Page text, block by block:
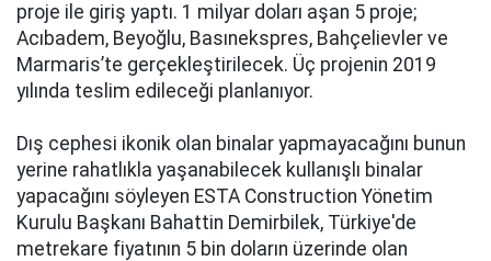
proje ile giriş yaptı. 1 milyar doları aşan 5 proje;
Acıbadem, Beyoğlu, Basınekspres, Bahçelievler ve
Marmaris’te gerçekleştirilecek. Üç projenin 2019
yılında teslim edileceği planlanıyor.
Dış cephesi ikonik olan binalar yapmayacağını bunun
yerine rahatlıkla yaşanabilecek kullanışlı binalar
yapacağını söyleyen ESTA Construction Yönetim
Kurulu Başkanı Bahattin Demirbilek, Türkiye'de
metrekare fiyatının 5 bin doların üzerinde olan